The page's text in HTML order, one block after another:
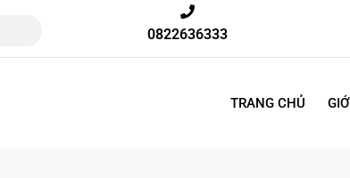
0822636333
TRANG CHỦ